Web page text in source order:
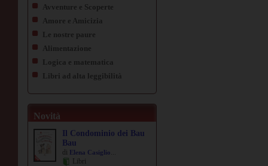
Avventure e Scoperte
Amore e Amicizia
Le nostre paure
Alimentazione
Logica e matematica
Libri ad alta leggibilità
Novità
Il Condominio dei Bau
Bau
di Elena Casiglio...
Libri